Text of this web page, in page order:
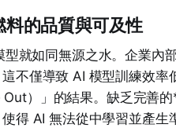
料的品質與可及性
就如同無源之水。企業內
不僅導致 AI 模型訓練效率
Out）」的結果。缺乏完善
得 AI 無法從中學習並產